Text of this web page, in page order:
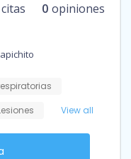
citas 0 opiniones
View all